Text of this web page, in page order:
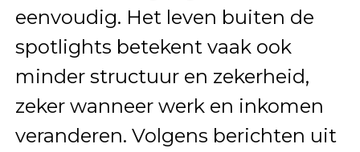
eenvoudig. Het leven buiten de
spotlights betekent vaak ook
minder structuur en zekerheid,
zeker wanneer werk en inkomen
veranderen. Volgens berichten uit